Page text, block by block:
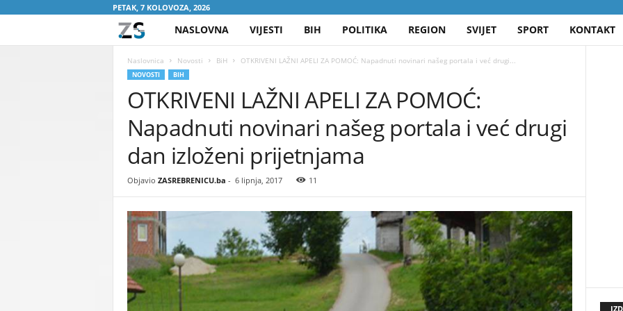
PETAK, 7 KOLOVOZA, 2026
A
S
E
B
R
E
N
NASLOVNA VIJESTI BIH POLITIKA REGION SVIJET SPORT KONTAKT
Naslovnica Novosti BiH OTKRIVENI LAŽNI APELI ZA POMOĆ: Napadnuti novinari našeg portala i već drugi...
NOVOSTI BIH
OTKRIVENI LAŽNI APELI ZA POMOĆ:
Napadnuti novinari našeg portala i već drugi
dan izloženi prijetnjama
Objavio ZASREBRENICU.ba - 6 lipnja, 2017 11